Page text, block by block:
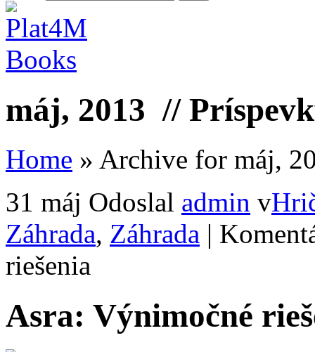
máj, 2013 //
Home » Archive for máj,
31 máj Odoslal admin v
Záhrada, Záhrada |
riešenia
Asra: Výnimočné